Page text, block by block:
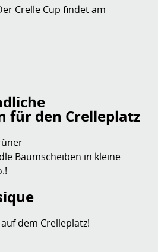
Crelle Cup findet am
für den Crelleplatz
Baumscheiben in kleine
dem Crelleplatz!